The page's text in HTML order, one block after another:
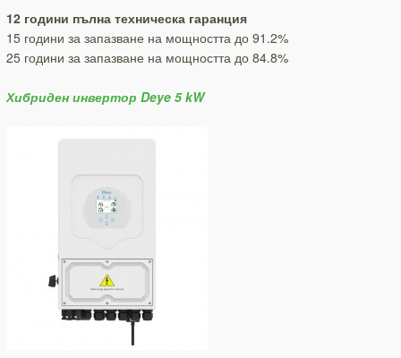
12 години пълна техническа гаранция
15 години за запазване на мощността до 91.2%
25 години за запазване на мощността до 84.8%
Хибриден инвертор Deye 5 kW